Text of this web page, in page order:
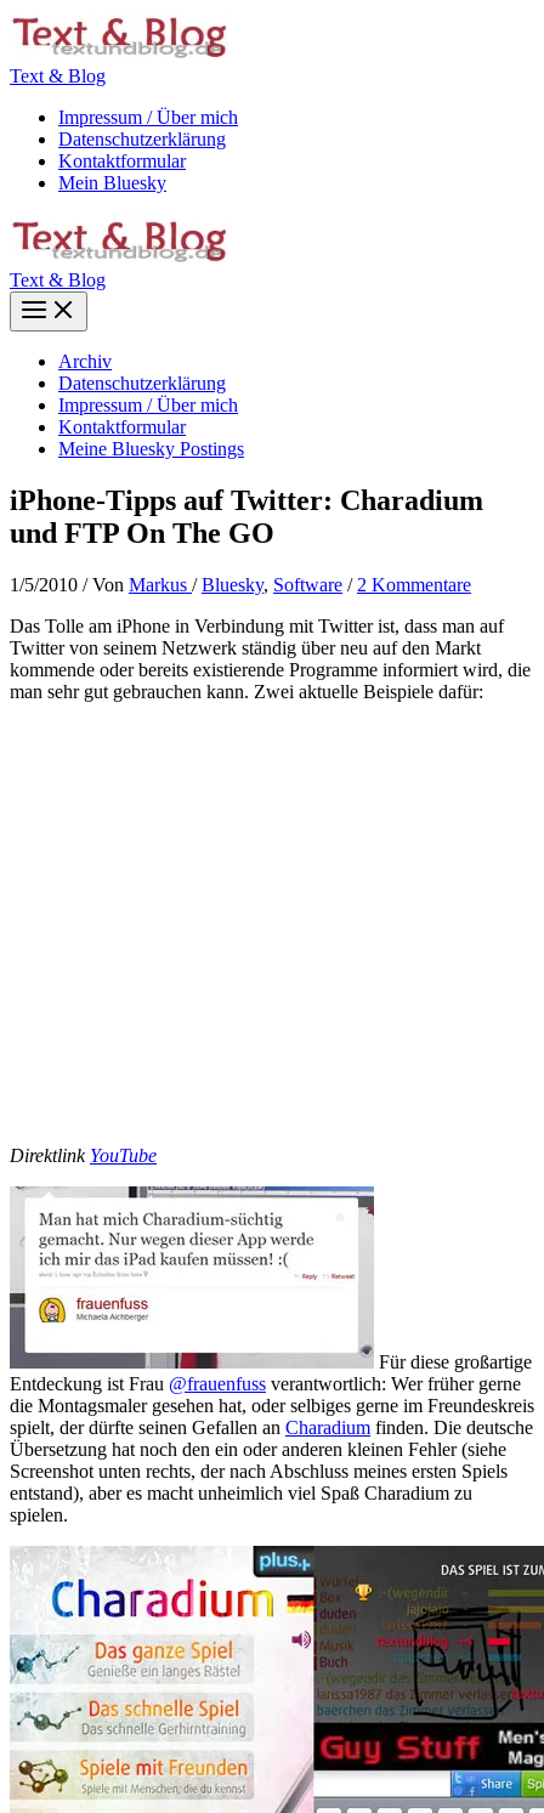
Zum
Inhalt
Text & Blog
Impressum / Über mich
Datenschutzerklärung
Kontaktformular
Mein Bluesky
Text & Blog
Main
Menu
Archiv
Datenschutzerklärung
Impressum / Über mich
Kontaktformular
Meine Bluesky Postings
iPhone-Tipps auf Twitter: Charadium
und FTP On The GO
1/5/2010 / Von Markus /Bluesky, Software / 2 Kommentare
Das Tolle am iPhone in Verbindung mit Twitter ist, dass man auf
Twitter von seinem Netzwerk ständig über neu auf den Markt
kommende oder bereits existierende Programme informiert wird, die
man sehr gut gebrauchen kann. Zwei aktuelle Beispiele dafür:
Direktlink YouTube
Für diese großartige
Entdeckung ist Frau @frauenfuss verantwortlich: Wer früher gerne
die Montagsmaler gesehen hat, oder selbiges gerne im Freundeskreis
spielt, der dürfte seinen Gefallen an Charadium finden. Die deutsche
Übersetzung hat noch den ein oder anderen kleinen Fehler (siehe
Screenshot unten rechts, der nach Abschluss meines ersten Spiels
entstand), aber es macht unheimlich viel Spaß Charadium zu
spielen.